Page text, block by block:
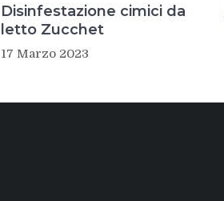
Disinfestazione cimici da
letto Zucchet
17 Marzo 2023